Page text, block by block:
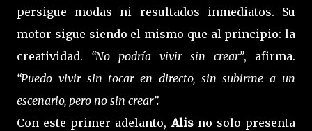
persigue modas ni resultados inmediatos. Su
motor sigue siendo el mismo que al principio: la
creatividad. “No podría vivir sin crear”, afirma.
“Puedo vivir sin tocar en directo, sin subirme a un
escenario, pero no sin crear”.
Con este primer adelanto,Alis no solo presenta